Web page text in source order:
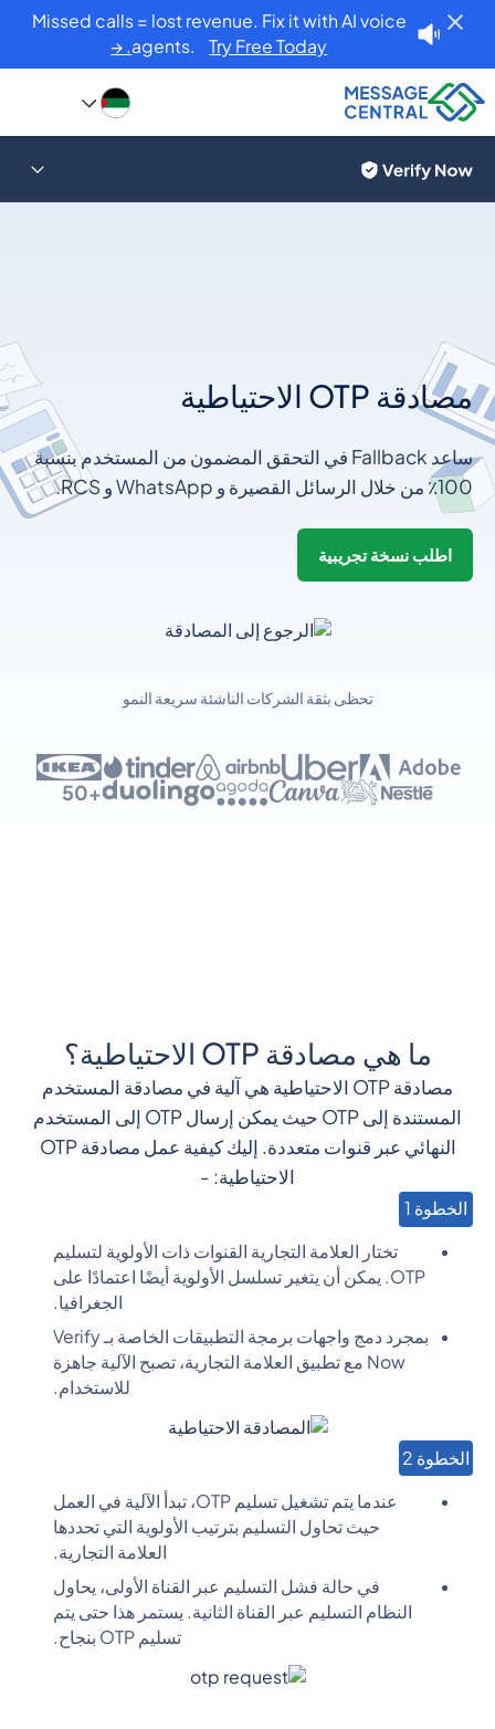
Missed calls = lost revenue. Fix it with AI voice
agents.Try Free Today. →
مصادقة OTP الاحتياطية
ساعد Fallback في التحقق المضمون من المستخدم بنسبة
100٪ من خلال الرسائل القصيرة و WhatsApp و RCS.
اطلب نسخة تجريبية
تحظى بثقة الشركات الناشئة سريعة النمو
+50
ما هي مصادقة OTP الاحتياطية؟
مصادقة OTP الاحتياطية هي آلية في مصادقة المستخدم
المستندة إلى OTP حيث يمكن إرسال OTP إلى المستخدم
النهائي عبر قنوات متعددة. إليك كيفية عمل مصادقة OTP
الاحتياطية: -
الخطوة 1
تختار العلامة التجارية القنوات ذات الأولوية لتسليم
OTP. يمكن أن يتغير تسلسل الأولوية أيضًا اعتمادًا على
الجغرافيا.
بمجرد دمج واجهات برمجة التطبيقات الخاصة بـ Verify
Now مع تطبيق العلامة التجارية، تصبح الآلية جاهزة
للاستخدام.
الخطوة 2
عندما يتم تشغيل تسليم OTP، تبدأ الآلية في العمل
حيث تحاول التسليم بترتيب الأولوية التي تحددها
العلامة التجارية.
في حالة فشل التسليم عبر القناة الأولى، يحاول
النظام التسليم عبر القناة الثانية. يستمر هذا حتى يتم
تسليم OTP بنجاح.